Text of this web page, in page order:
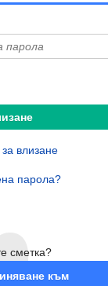
влизане
парола?
сметка?
към